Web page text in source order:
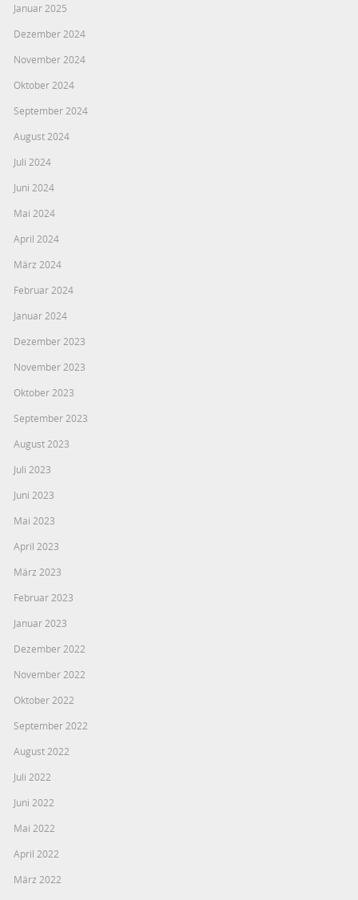
Januar 2025
Dezember 2024
November 2024
Oktober 2024
September 2024
August 2024
Juli 2024
Juni 2024
Mai 2024
April 2024
März 2024
Februar 2024
Januar 2024
Dezember 2023
November 2023
Oktober 2023
September 2023
August 2023
Juli 2023
Juni 2023
Mai 2023
April 2023
März 2023
Februar 2023
Januar 2023
Dezember 2022
November 2022
Oktober 2022
September 2022
August 2022
Juli 2022
Juni 2022
Mai 2022
April 2022
März 2022